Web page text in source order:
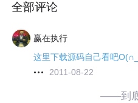
全部评论
赢在执行
这里下载源码自己看吧
2011-08-22
——到